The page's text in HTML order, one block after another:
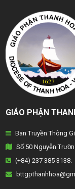
TỔNG GIÁO PHẬN HÀ
GIÁO PHẬN HẢI
TỔNG GIÁO PHẬN HUẾ
GIÁO PHẬN HƯNG
GIÁO PHẬN KON TUM
GIÁO PHẬN LẠNG
GIÁO PHẬN LONG
GIÁO PHẬN PHAN
GIÁO PHẬN
Ban Truyền Thông
Số 50 Nguyễn
(+84) 237 385 3138.